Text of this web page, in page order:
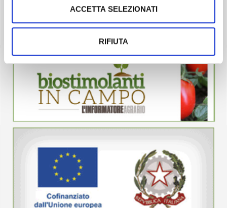
ACCETTA SELEZIONATI
RIFIUTA